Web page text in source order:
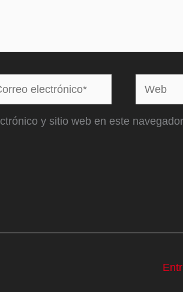
Web
y sitio web en este